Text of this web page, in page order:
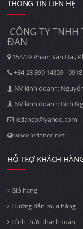
THÔNG TIN LIÊN HỆ
CÔNG TY TNHH
ĐAN
154/29 Phạm Văn Hai,
+84-28 399 14859 -
NV kinh doanh:
NV kinh doanh: Bích
ledanco@yahoo.com
www.ledanco.net
HỖ TRỢ KHÁCH
Giỏ hàng
Hướng dẫn mua hàng
Hình thức thanh toán